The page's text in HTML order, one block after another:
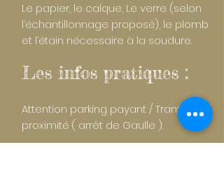
Le papier, le calque, Le verre (selon
l’échantillonnage proposé), le plomb
et l’étain nécessaire à la soudure.
Les infos pratiques :
Attention parking payant / Tram à
proximité ( arrêt de Gaulle ).